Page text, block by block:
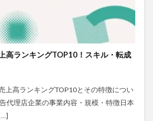
高ランキングTOP10！スキル・転成
上高ランキングTOP10とその特徴につい
代理店企業の事業内容・規模・特徴日本